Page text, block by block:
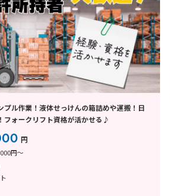
プル作業！液体せっけんの箱詰めや運搬！日
フォークリフト資格が活かせる♪
円
円～